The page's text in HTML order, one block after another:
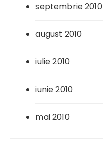
septembrie 2010
august 2010
iulie 2010
iunie 2010
mai 2010